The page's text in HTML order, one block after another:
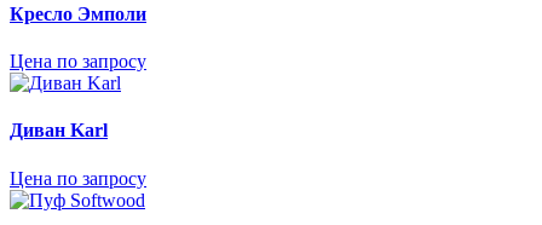
Кресло Эмполи
Цена по запросу
Диван Karl
Цена по запросу